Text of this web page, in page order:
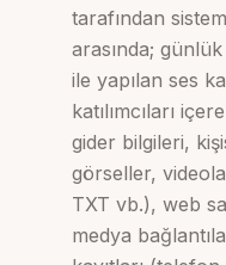
tarafından
arasında;
ile yapılan ses
katılımcıları
gider bilgileri,
görseller,
TXT vb.), web
medya